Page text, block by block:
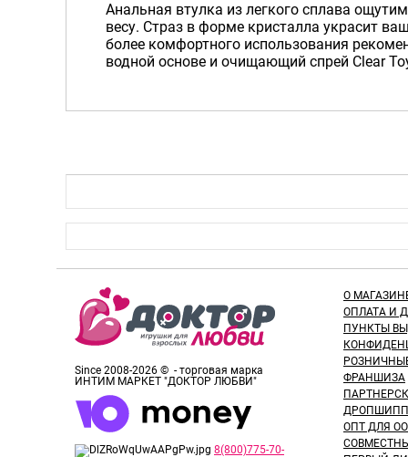
Анальная втулка из легкого сплава
весу. Страз в форме кристалла украсит
более комфортного использования
водной основе и очищающий спрей Clear
Since 2008-2026 © - торговая марка
ИНТИМ МАРКЕТ "ДОКТОР ЛЮБВИ"
8(800)775-70-
О
ОПЛАТА И
ПУНКТЫ
ФРАНШИЗА
ОПТ ДЛЯ